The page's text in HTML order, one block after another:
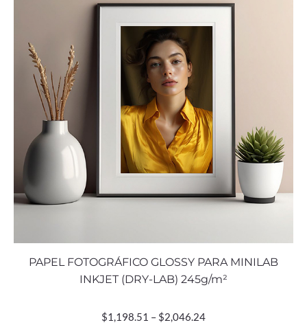
PAPEL FOTOGRÁFICO GLOSSY PARA MINILAB
INKJET (DRY-LAB) 245g/m²
$1,198.51 – $2,046.24